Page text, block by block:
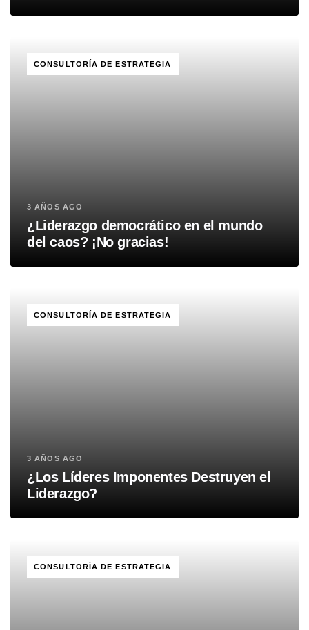
CONSULTORÍA DE ESTRATEGIA
3 AÑOS AGO
¿Liderazgo democrático en el mundo
del caos? ¡No gracias!
CONSULTORÍA DE ESTRATEGIA
3 AÑOS AGO
¿Los Líderes Imponentes Destruyen el
Liderazgo?
CONSULTORÍA DE ESTRATEGIA